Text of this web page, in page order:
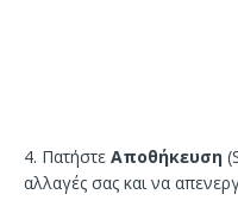
4. Πατήστε Αποθήκευση
αλλαγές σας και να